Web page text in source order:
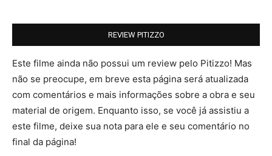
REVIEW PITIZZO
Este filme ainda não possui um review pelo Pitizzo! Mas
não se preocupe, em breve esta página será atualizada
com comentários e mais informações sobre a obra e seu
material de origem. Enquanto isso, se você já assistiu a
este filme, deixe sua nota para ele e seu comentário no
final da página!